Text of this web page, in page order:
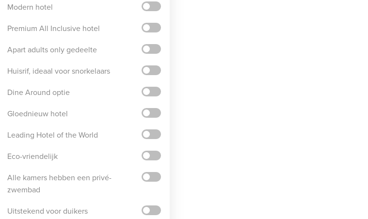
Modern hotel
Premium All Inclusive hotel
Apart adults only gedeelte
Huisrif, ideaal voor snorkelaars
Dine Around optie
Gloednieuw hotel
Leading Hotel of the World
Eco-vriendelijk
Alle kamers hebben een privé-
zwembad
Uitstekend voor duikers